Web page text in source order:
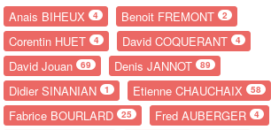
Anais BIHEUX 4 Benoit FREMONT 2
Corentin HUET 4 David COQUERANT 4
David Jouan 69 Denis JANNOT 89
Didier SINANIAN 1 Etienne CHAUCHAIX 58
Fabrice BOURLARD 25 Fred AUBERGER 4